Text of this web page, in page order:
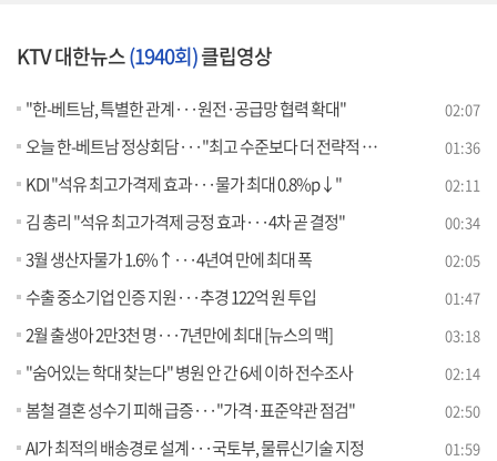
KTV 대한뉴스(1940회)클립영상
"한-베트남, 특별한 관계···원전·공급망 협력 확대" 02:07
오늘 한-베트남 정상회담···"최고 수준보다 더 전략적 관계로" 01:36
KDI "석유 최고가격제 효과···물가 최대 0.8%p↓" 02:11
김 총리 "석유 최고가격제 긍정 효과···4차 곧 결정" 00:34
3월 생산자물가 1.6%↑···4년여 만에 최대 폭 02:05
수출 중소기업 인증 지원···추경 122억 원 투입 01:47
2월 출생아 2만3천 명···7년만에 최대 [뉴스의 맥] 03:18
"숨어있는 학대 찾는다" 병원 안 간 6세 이하 전수조사 02:14
봄철 결혼 성수기 피해 급증···"가격·표준약관 점검" 02:50
AI가 최적의 배송경로 설계···국토부, 물류신기술 지정 01:59